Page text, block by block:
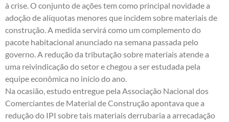
à crise. O conjunto de ações tem como principal novidade a
adoção de alíquotas menores que incidem sobre materiais de
construção. A medida servirá como um complemento do
pacote habitacional anunciado na semana passada pelo
governo. A redução da tributação sobre materiais atende a
uma reivindicação do setor e chegou a ser estudada pela
equipe econômica no início do ano.
Na ocasião, estudo entregue pela Associação Nacional dos
Comerciantes de Material de Construção apontava que a
redução do IPI sobre tais materiais derrubaria a arrecadação